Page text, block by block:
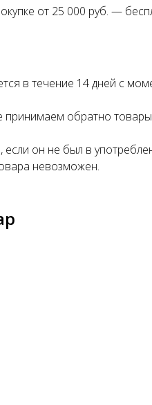
от 25 000 руб. —
в течение 14 дней с
обратно товары
он не был в
невозможен.
25%